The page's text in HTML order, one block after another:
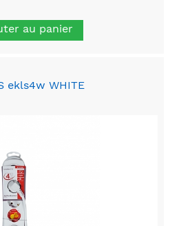
au panier
ekls4w WHITE